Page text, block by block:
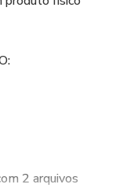
2 arquivos